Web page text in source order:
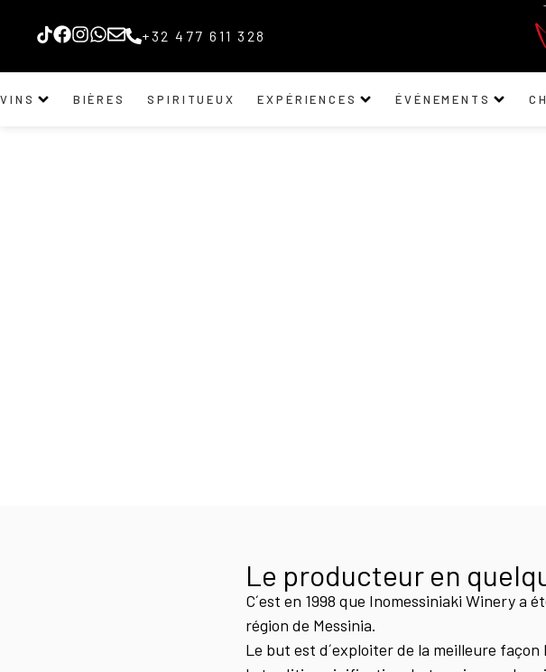
+32 477 611 328
VINS BIÈRES SPIRITUEUX EXPÉRIENCES ÉVÉNEMENTS
Le producteur en
C´est en 1998 que Inomessiniaki Winery a
région de Messinia.
Le but est d´exploiter de la meilleure